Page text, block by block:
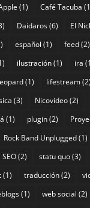
(1) Café Tacuba
Daidaros(6) El
español (1) feed(2)
ilustración(1) ira
(1) lifestream(2)
(3) Nicovideo(2)
(1) plugin(2)
Rock Band Unplugged(1)
SEO(2) statu quo(3)
(1) traducción(2)
(1) web social (2)